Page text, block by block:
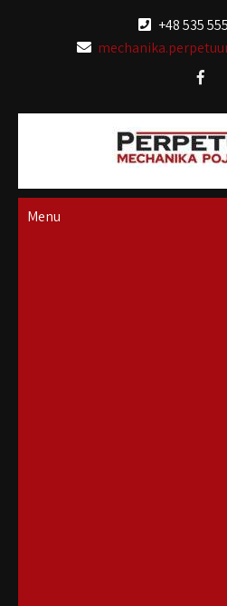
+48 535
Perpetuum
Constans et perpetua
Menu